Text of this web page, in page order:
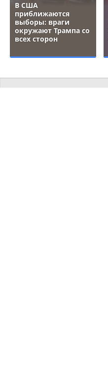
В США
приближаются
выборы: враги
окружают Трампа со
всех сторон